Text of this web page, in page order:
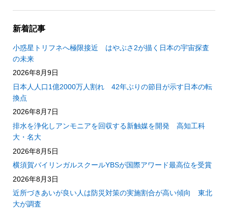
新着記事
小惑星トリフネへ極限接近 はやぶさ2が描く日本の宇宙探査
の未来
2026年8月9日
日本人人口1億2000万人割れ 42年ぶりの節目が示す日本の転
換点
2026年8月7日
排水を浄化しアンモニアを回収する新触媒を開発 高知工科
大・名大
2026年8月5日
横須賀バイリンガルスクールYBSが国際アワード最高位を受賞
2026年8月3日
近所づきあいが良い人は防災対策の実施割合が高い傾向 東北
大が調査